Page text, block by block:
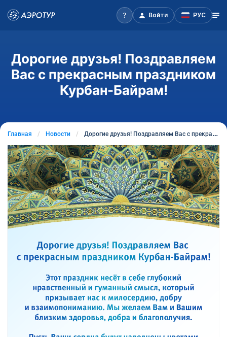
Войти РУС
Дорогие друзья! Поздравляем
Вас с прекрасным праздником
Курбан-Байрам!
Главная Новости Дорогие друзья! Поздравляем Вас с прекрасным праздником Курбан-Байрам!